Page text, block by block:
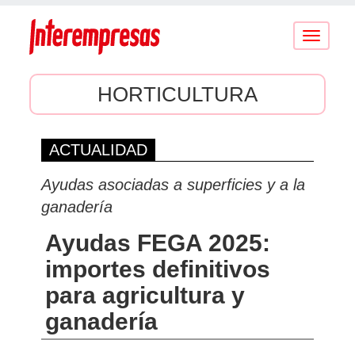
Conmutar
HORTICULTURA
ACTUALIDAD
Ayudas asociadas a superficies y a la
ganadería
Ayudas FEGA 2025:
importes definitivos
para agricultura y
ganadería